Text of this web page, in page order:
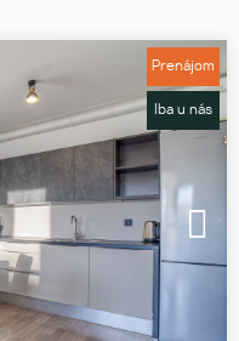
Prenájom
Iba u nás